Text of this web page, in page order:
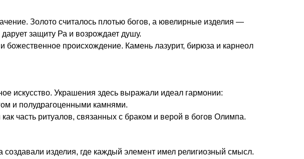
Золото считалось плотью богов, а ювелирные изделия —
защиту Ра и возрождает душу.
происхождение. Камень лазурит, бирюза и карнеол
искусство. Украшения здесь выражали идеал гармонии:
и полудрагоценными камнями.
часть ритуалов, связанных с браком и верой в богов Олимпа.
изделия, где каждый элемент имел религиозный смысл.